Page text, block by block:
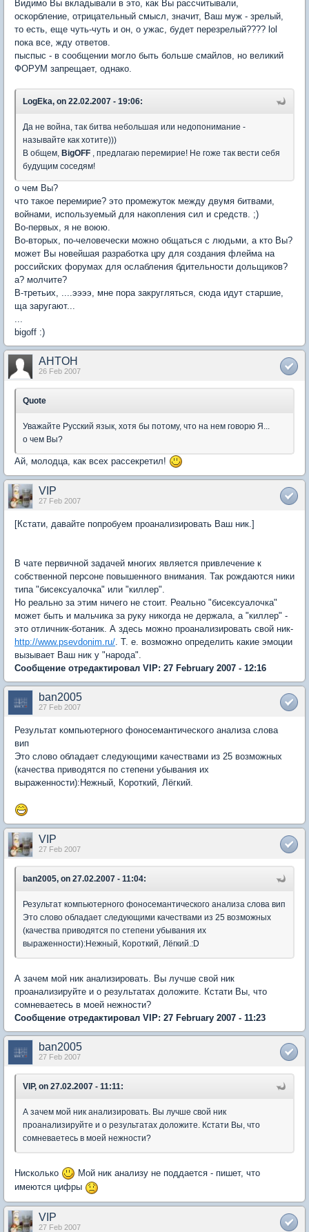
Видимо Вы вкладывали в это, как Вы рассчитывали,
оскорбление, отрицательный смысл, значит, Ваш муж - зрелый,
то есть, еще чуть-чуть и он, о ужас, будет перезрелый???? lol
пока все, жду ответов.
пыспыс - в сообщении могло быть больше смайлов, но великий
ФОРУМ запрещает, однако.
LogEka, on 22.02.2007 - 19:06:
Да не война, так битва небольшая или недопонимание -
называйте как хотите)))
В общем, BigOFF , предлагаю перемирие! Не гоже так вести себя
будущим соседям!
о чем Вы?
что такое перемирие? это промежуток между двумя битвами,
войнами, используемый для накопления сил и средств. ;)
Во-первых, я не воюю.
Во-вторых, по-человечески можно общаться с людьми, а кто Вы?
может Вы новейшая разработка цру для создания флейма на
российских форумах для ослабления бдительности дольщиков?
а? молчите?
В-третьих, ....ээээ, мне пора закругляться, сюда идут старшие,
ща заругают...
bigoff :)
AHTOH
26 Feb 2007
Quote
Уважайте Русский язык, хотя бы потому, что на нем говорю Я...
о чем Вы?
Ай, молодца, как всех рассекретил!
VIP
27 Feb 2007
[Кстати, давайте попробуем проанализировать Ваш ник.]
В чате первичной задачей многих является привлечение к
собственной персоне повышенного внимания. Так рождаются ники
типа "бисексуалочка" или "киллер".
Но реально за этим ничего не стоит. Реально "бисексуалочка"
может быть и мальчика за руку никогда не держала, а "киллер" -
это отличник-ботаник. А здесь можно проанализировать свой ник-
http://www.psevdonim.ru/. Т. е. возможно определить какие эмоции
вызывает Ваш ник у "народа".
Сообщение отредактировал VIP: 27 February 2007 - 12:16
ban2005
27 Feb 2007
Результат компьютерного фоносемантического анализа слова
вип
Это слово обладает следующими качествами из 25 возможных
(качества приводятся по степени убывания их
выраженности):Нежный, Короткий, Лёгкий.
VIP
27 Feb 2007
ban2005, on 27.02.2007 - 11:04:
Результат компьютерного фоносемантического анализа слова вип
Это слово обладает следующими качествами из 25 возможных
(качества приводятся по степени убывания их
выраженности):Нежный, Короткий, Лёгкий.:D
А зачем мой ник анализировать. Вы лучше свой ник
проанализируйте и о результатах доложите. Кстати Вы, что
сомневаетесь в моей нежности?
Сообщение отредактировал VIP: 27 February 2007 - 11:23
ban2005
27 Feb 2007
VIP, on 27.02.2007 - 11:11:
А зачем мой ник анализировать. Вы лучше свой ник
проанализируйте и о результатах доложите. Кстати Вы, что
сомневаетесь в моей нежности?
Нисколько
Мой ник анализу не поддается - пишет, что
имеются цифры
VIP
27 Feb 2007